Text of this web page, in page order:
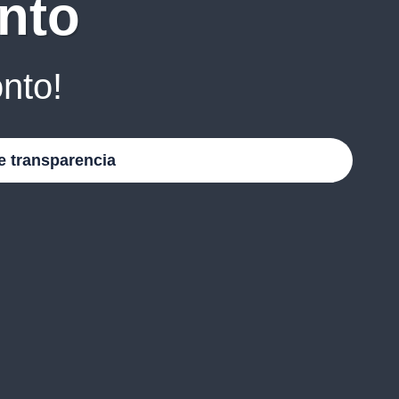
transparencia